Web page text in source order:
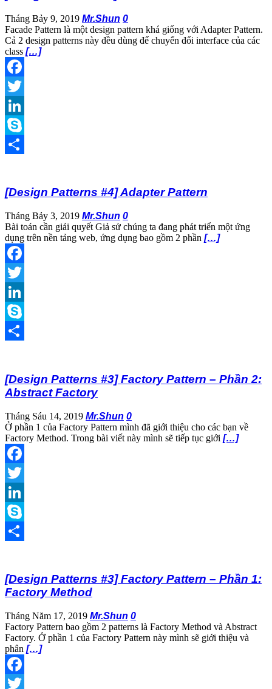
Tháng Bảy 9, 2019 Mr.Shun 0
Facade Pattern là một design pattern khá giống với Adapter Pattern.
Cả 2 design patterns này đều dùng để chuyển đổi interface của các
class […]
Facebook
Twitter
LinkedIn
Skype
[Design Patterns #4] Adapter Pattern
Tháng Bảy 3, 2019 Mr.Shun 0
Bài toán cần giải quyết Giả sử chúng ta đang phát triển một ứng
dụng trên nền tảng web, ứng dụng bao gồm 2 phần […]
Facebook
Twitter
LinkedIn
Skype
[Design Patterns #3] Factory Pattern – Phần 2:
Abstract Factory
Tháng Sáu 14, 2019 Mr.Shun 0
Ở phần 1 của Factory Pattern mình đã giới thiệu cho các bạn về
Factory Method. Trong bài viết này mình sẽ tiếp tục giới […]
Facebook
Twitter
LinkedIn
Skype
[Design Patterns #3] Factory Pattern – Phần 1:
Factory Method
Tháng Năm 17, 2019 Mr.Shun 0
Factory Pattern bao gồm 2 patterns là Factory Method và Abstract
Factory. Ở phần 1 của Factory Pattern này mình sẽ giới thiệu và
phân […]
Facebook